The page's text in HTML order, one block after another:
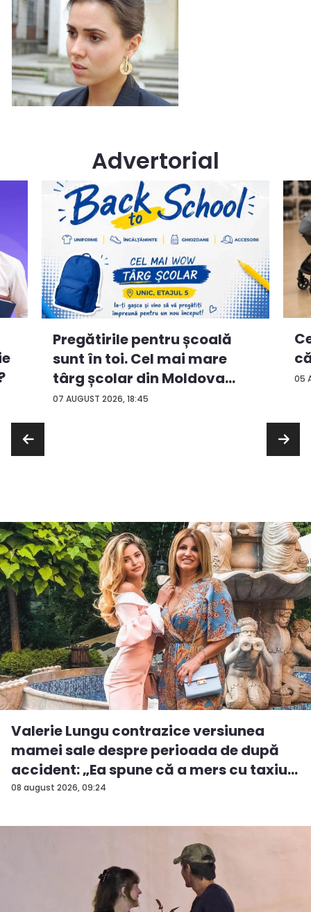
Advertorial
07 AUGUST 2026, 18:45
Pregătirile pentru școală
sunt în toi. Cel mai mare
târg școlar din Moldova
con...
05
08 august 2026, 09:24
Valerie Lungu contrazice versiunea
mamei sale despre perioada de după
accident: „Ea spune că a mers cu taxiu...